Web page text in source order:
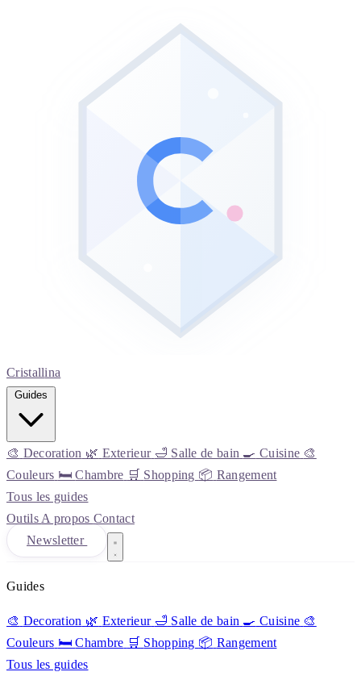
Cristallina
🎨 Decoration 🌿 Exterieur 🛁 Salle de bain 🍳 Cuisine 🎨
Couleurs 🛏️ Chambre 🛒 Shopping 📦 Rangement
Tous les guides
Outils A propos Contact
Newsletter
Guides
🎨 Decoration 🌿 Exterieur 🛁 Salle de bain 🍳 Cuisine 🎨
Couleurs 🛏️ Chambre 🛒 Shopping 📦 Rangement
Tous les guides